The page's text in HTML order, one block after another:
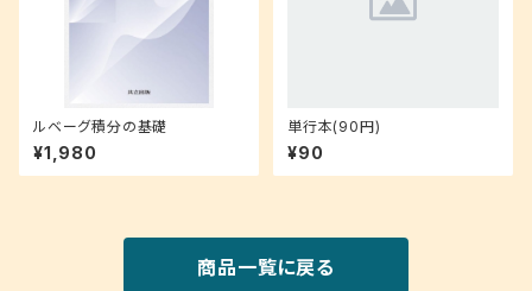
ルベーグ積分の基礎
¥1,980
単行本(90円)
¥90
商品一覧に戻る